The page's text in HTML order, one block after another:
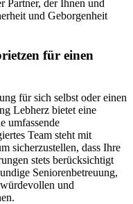
Partner, der Ihnen und
und Geborgenheit
für einen
für sich selbst oder einen
Lebherz bietet eine
umfassende
Team steht mit
sicherzustellen, dass Ihre
stets berücksichtigt
Seniorenbetreuung,
und